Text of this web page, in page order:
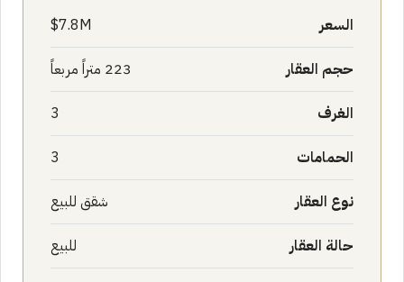
السعر 7.8M$
حجم العقار 223 متراً مربعاً
الغرف 3
الحمامات 3
نوع العقار شقق للبيع
حالة العقار للبيع